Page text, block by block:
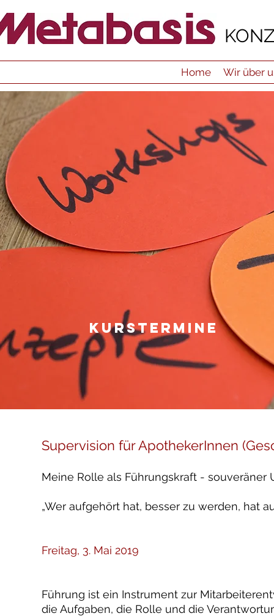
Home Wir über
kursTermine
Supervision für ApothekerInnen
Meine Rolle als Führungskraft -
„Wer aufgehört hat, besser zu werden, hat
Freitag, 3. Mai 2019
Führung ist ein Instrument zur
die Aufgaben, die Rolle und die